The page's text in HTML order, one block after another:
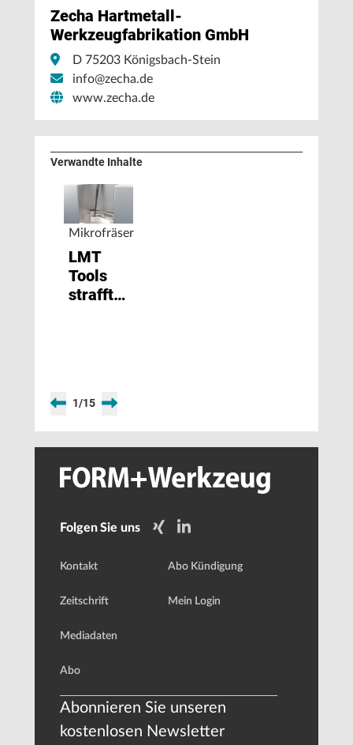
Zecha Hartmetall-
Werkzeugfabrikation GmbH
D 75203 Königsbach-Stein
info@zecha.de
www.zecha.de
Verwandte Inhalte
Mikrofräser
LMT
Tools
strafft
1/15
Folgen Sie uns
Kontakt
Zeitschrift
Mediadaten
Abo
Abo Kündigung
Mein Login
Abonnieren Sie unseren
kostenlosen Newsletter